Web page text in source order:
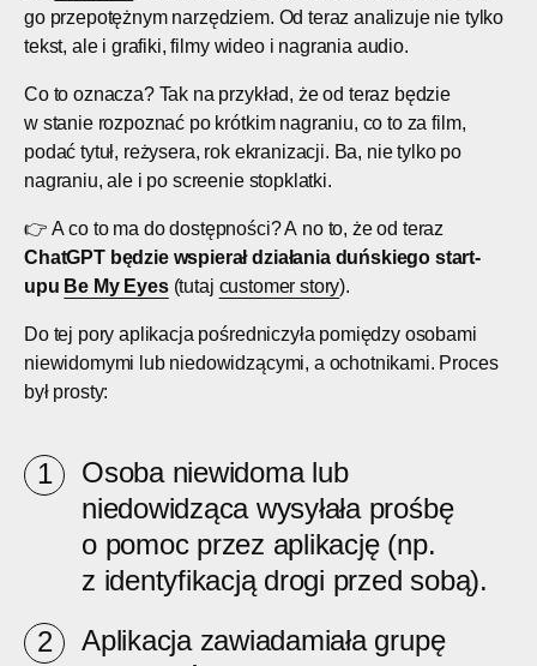
go przepotężnym narzędziem. Od teraz analizuje nie tylko
tekst, ale i grafiki, filmy wideo i nagrania audio.
Co to oznacza? Tak na przykład, że od teraz będzie
w stanie rozpoznać po krótkim nagraniu, co to za film,
podać tytuł, reżysera, rok ekranizacji. Ba, nie tylko po
nagraniu, ale i po screenie stopklatki.
👉 A co to ma do dostępności? A no to, że od teraz
ChatGPT będzie wspierał działania duńskiego start-
upu Be My Eyes(tutaj customer story).
Do tej pory aplikacja pośredniczyła pomiędzy osobami
niewidomymi lub niedowidzącymi, a ochotnikami. Proces
był prosty:
Osoba niewidoma lub
niedowidząca wysyłała prośbę
o pomoc przez aplikację (np.
z identyfikacją drogi przed sobą).
Aplikacja zawiadamiała grupę